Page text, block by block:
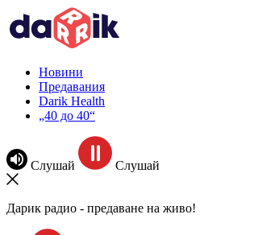
Новини
Предавания
Darik Health
„40 до 40“
Слушай Слушай
Дарик радио - предаване на живо!